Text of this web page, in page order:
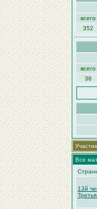
всего
352
всего
36
Все
13й